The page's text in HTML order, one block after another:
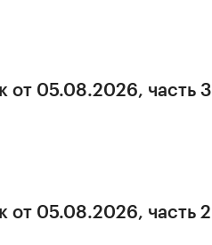
от 05.08.2026, часть 3
от 05.08.2026, часть 2